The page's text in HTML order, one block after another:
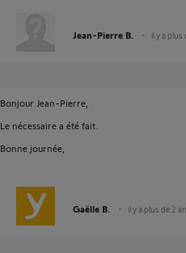
Jean-Pierre B. il y a plus
Bonjour Jean-Pierre,
Le nécessaire a été fait.
Bonne journée,
Gaëlle B. il y a plus de 2